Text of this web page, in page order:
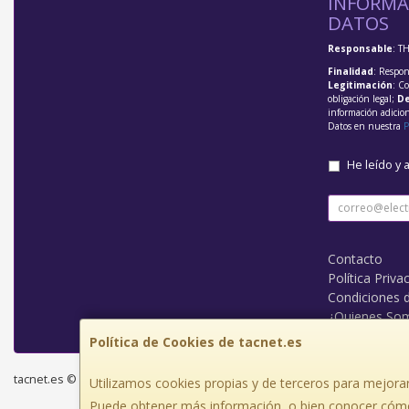
Política de Cookies de tacnet.es
Utilizamos cookies propias y de terceros para
DATOS
Responsable:
Finalidad:
Legitimación:
obligación legal;
información
Datos en nuestra
He leído y
Contacto
Política
Condiciones
¿Quienes
tacnet.es © 2026